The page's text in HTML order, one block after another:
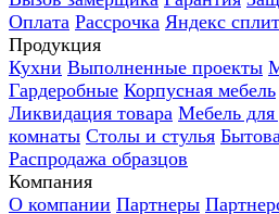
Оплата Рассрочка Яндекс сплит
Продукция
Кухни Выполненные проекты
Гардеробные Корпусная мебель
Ликвидация товара Мебель для
комнаты Столы и стулья
Распродажа образцов
Компания
О компании Партнеры